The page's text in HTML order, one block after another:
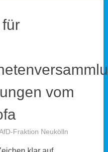
vom
Fraktion Neukölln